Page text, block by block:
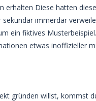
erhalten Diese hatten
immerdar
ein fiktives
etwas inoffizieller
gründen willst, kommst